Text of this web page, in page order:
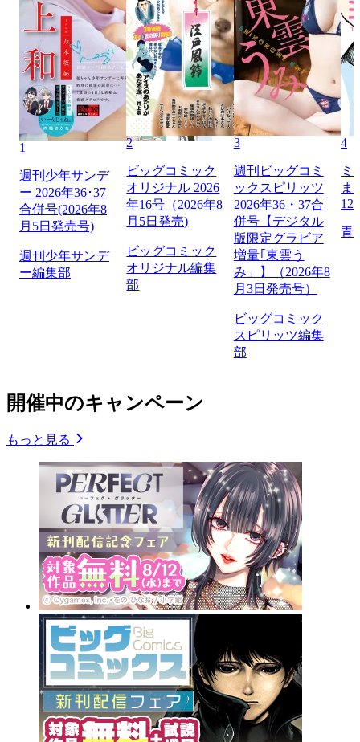
1
週刊少年サンデ
ー 2026年36･37
合併号(2026年8
月5日発売号)
週刊少年サンデ
ー編集部
2
ビッグコミック
オリジナル 2026
年16号（2026年8
月5日発売)
ビッグコミック
オリジナル編集
部
3
週刊ビッグコミ
ックスピリッツ
2026年36・37合
併号【デジタル
版限定グラビア
増量｢東雲う
み」】（2026年8
月3日発売号）
ビッグコミック
スピリッツ編集
部
4
ミ
ま
129
青
開催中のキャンペーン
もっと見る